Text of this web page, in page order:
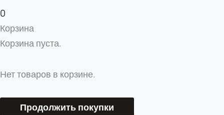
0
Корзина
Корзина пуста.
Нет товаров в корзине.
Продолжить покупки